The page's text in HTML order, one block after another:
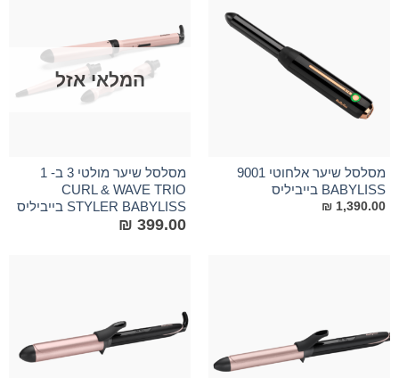
מסלסל שיער אלחוטי 9001
BABYLISS בייביליס
₪ 1,390.00
המלאי אזל
מסלסל שיער מולטי 3 ב- 1
CURL & WAVE TRIO
STYLER BABYLISS בייביליס
₪ 399.00